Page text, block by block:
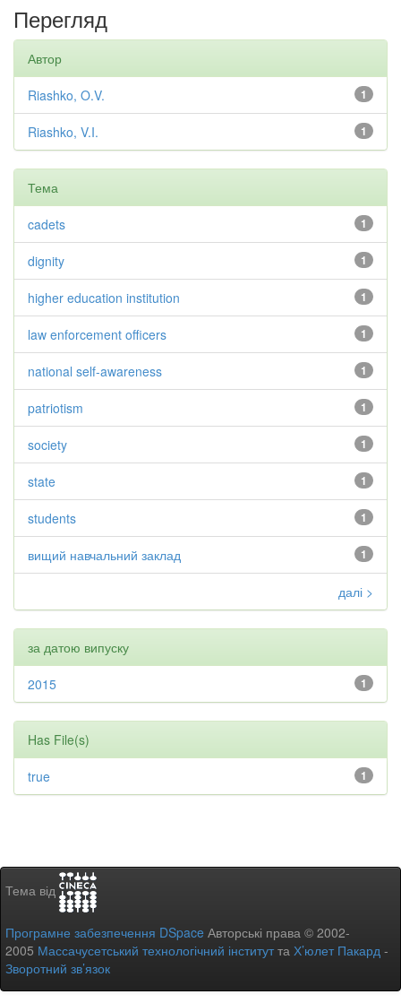
Перегляд
Автор
1
Riashko, O.V.
1
Riashko, V.I.
Тема
1
cadets
1
dignity
1
higher education institution
1
law enforcement officers
1
national self-awareness
1
patriotism
1
society
1
state
1
students
1
вищий навчальний заклад
далі >
за датою випуску
1
2015
Has File(s)
1
true
Тема від
Програмне забезпечення DSpace Авторські права © 2002-
2005 Массачусетський технологічний інститутта Х’юлет Пакард -
Зворотний зв’язок